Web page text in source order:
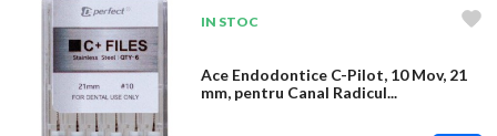
IN STOC
Ace Endodontice C-Pilot, 10 Mov, 21
mm, pentru Canal Radicul...